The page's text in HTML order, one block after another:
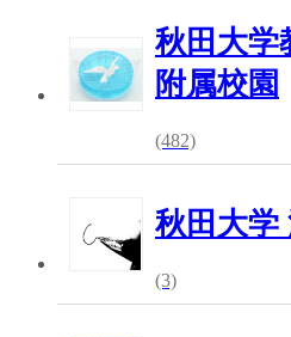
秋田大学
附属校園
(482)
秋田大学
(3)